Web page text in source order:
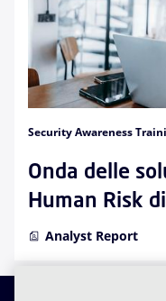
Security Awareness
Onda delle
Human Risk
Analyst Report